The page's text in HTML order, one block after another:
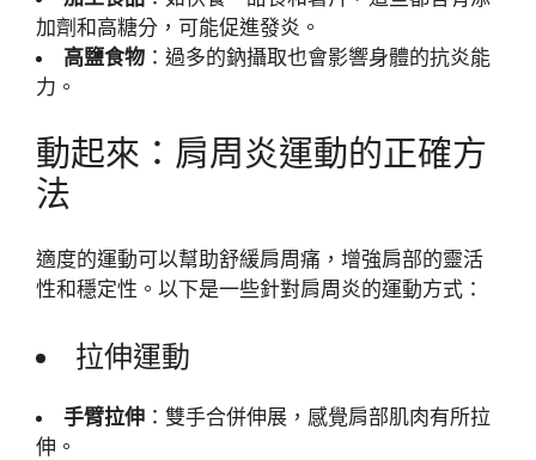
加劑和高糖分，可能促進發炎。
高鹽食物 ：過多的鈉攝取也會影響身體的抗炎能
力。
動起來：肩周炎運動的正確方
法
適度的運動可以幫助舒緩肩周痛，增強肩部的靈活
性和穩定性。以下是一些針對肩周炎的運動方式：
拉伸運動
手臂拉伸 ：雙手合併伸展，感覺肩部肌肉有所拉
伸。